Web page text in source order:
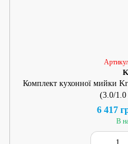
Комплект кухонної мийки
(3.0/
6 417
В